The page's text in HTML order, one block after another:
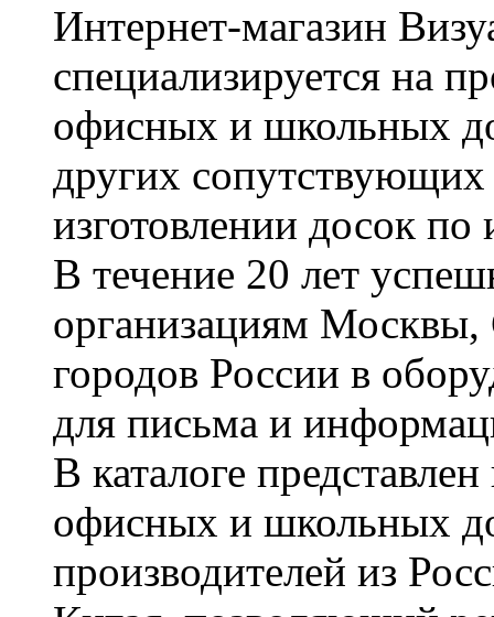
Интернет-магазин
специализируется на
офисных и школьных
других сопутствующих
изготовлении досок по
В течение 20 лет
организациям Москвы,
городов России в
для письма и
В каталоге
офисных и школьных
производителей из